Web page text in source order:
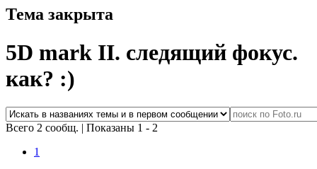
Тема закрыта
5D mark II. следящий фокус.
как? :)
Всего 2 сообщ. | Показаны 1 - 2
1